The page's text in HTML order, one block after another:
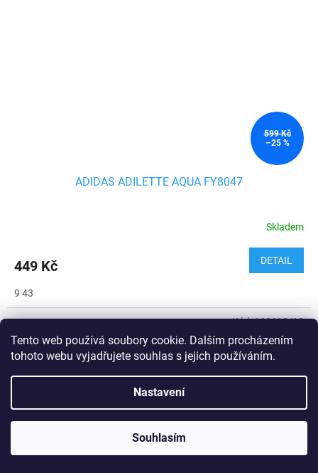
Tento web používá soubory cookie. Dalším procházením
tohoto webu vyjadřujete souhlas s jejich používáním.
Nastavení
Souhlasím
599 Kč
–25 %
ADIDAS ADILETTE AQUA FY8047
Skladem
449 Kč DETAIL
9 43
Kód:160610/10